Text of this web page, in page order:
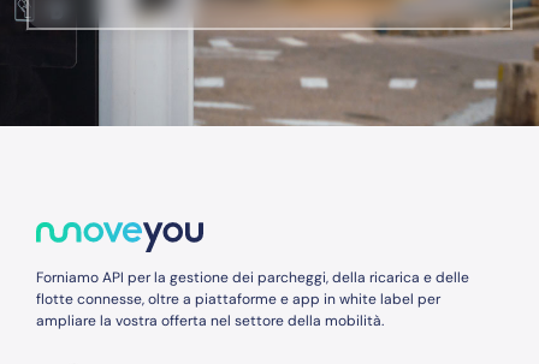
Forniamo API per la gestione dei parcheggi, della ricarica e delle
flotte connesse, oltre a piattaforme e app in white label per
ampliare la vostra offerta nel settore della mobilità.